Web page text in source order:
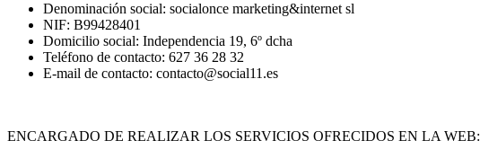
Denominación social: socialonce marketing&internet sl
NIF: B99428401
Domicilio social: Independencia 19, 6º dcha
Teléfono de contacto: 627 36 28 32
E-mail de contacto: contacto@social11.es
ENCARGADO DE REALIZAR LOS SERVICIOS OFRECIDOS EN LA WEB: